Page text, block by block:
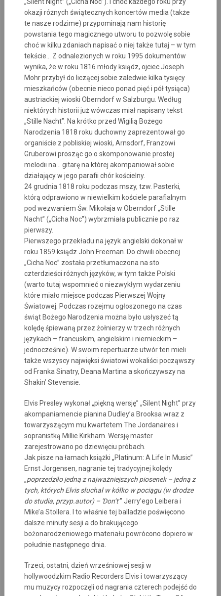
okazji różnych świątecznych koncertów media (także
te nasze rodzime) przypominają nam historię
powstania tego magicznego utworu to pozwolę sobie
choć w kilku zdaniach napisać o niej także tutaj – w tym
tekście… Z odnalezionych w roku 1995 dokumentów
wynika, że w roku 1816 młody ksiądz, ojciec Joseph
Mohr przybył do liczącej sobie zaledwie kilka tysięcy
mieszkańców (obecnie nieco ponad pięć i pół tysiąca)
austriackiej wioski Oberndorf w Salzburgu. Według
niektórych historii już wówczas miał napisany tekst
„Stille Nacht”. Na krótko przed Wigilią Bożego
Narodzenia 1818 roku duchowny zaprezentował go
organiście z pobliskiej wioski, Arnsdorf, Franzowi
Gruberowi prosząc go o skomponowanie prostej
melodii na… gitarę na której akompaniował sobie
działający w jego parafii chór kościelny.
24 grudnia 1818 roku podczas mszy, tzw. Pasterki,
którą odprawiono w niewielkim kościele parafialnym
pod wezwaniem Św. Mikołaja w Oberndorf „Stille
Nacht” („Cicha Noc”) wybrzmiała publicznie po raz
pierwszy.
Pierwszego przekładu na język angielski dokonał w
roku 1859 ksiądz John Freeman. Do chwili obecnej
„Cicha Noc” została przetłumaczona na sto
czterdzieści różnych języków, w tym także Polski
(warto tutaj wspomnieć o niezwykłym wydarzeniu
które miało miejsce podczas Pierwszej Wojny
Światowej. Podczas rozejmu ogłoszonego na czas
świąt Bożego Narodzenia można było usłyszeć tą
kolędę śpiewaną przez żołnierzy w trzech różnych
językach – francuskim, angielskim i niemieckim –
jednocześnie). W swoim repertuarze utwór ten mieli
także wszyscy najwięksi światowi wokaliści począwszy
od Franka Sinatry, Deana Martina a skończywszy na
Shakin’ Stevensie.
Elvis Presley wykonał „piękną wersję” „Silent Night” przy
akompaniamencie pianina Dudley’a Brooksa wraz z
towarzyszącym mu kwartetem The Jordanaires i
sopranistką Millie Kirkham. Wersję master
zarejestrowano po dziewięciu próbach.
Jak pisze na łamach książki „Platinum: A Life In Music”
Ernst Jorgensen, nagranie tej tradycyjnej kolędy
„poprzedziło jedną z najważniejszych piosenek – jedną z
tych, których Elvis słuchał w kółko w pociągu (w drodze
do studia, przyp.autor) – 'Don’t’” Jerry’ego Leibera i
Mike’a Stollera. I to właśnie tej balladzie poświęcono
dalsze minuty sesji a do brakującego
bożonarodzeniowego materiału powrócono dopiero w
południe następnego dnia.
Trzeci, ostatni, dzień wrześniowej sesji w
hollywoodzkim Radio Recorders Elvis i towarzyszący
mu muzycy rozpoczęli od nagrania czterech podejść do